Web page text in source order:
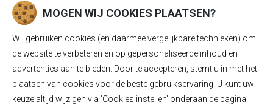
180 km/u
Gewicht
2267 kg
MOGEN WIJ COOKIES PLAATSEN?
Wij gebruiken cookies (en daarmee vergelijkbare technieken) om
de website te verbeteren en op gepersonaliseerde inhoud en
advertenties aan te bieden. Door te accepteren, stemt u in met het
plaatsen van cookies voor de beste gebruikservaring. U kunt uw
keuze altijd wijzigen via 'Cookies instellen' onderaan de pagina.